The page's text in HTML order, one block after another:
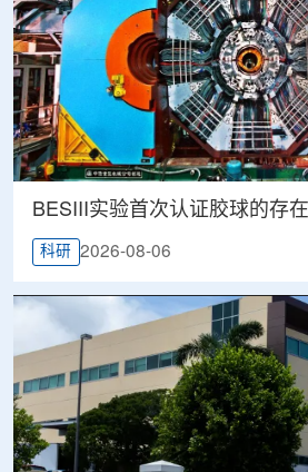
BESIII实验首次认证胶球的存在
科研 2026-08-06